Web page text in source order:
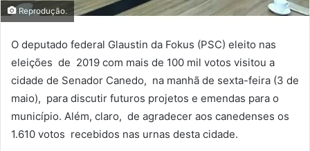
Reprodução.
O deputado federal Glaustin da Fokus (PSC) eleito nas
eleições de 2019 com mais de 100 mil votos visitou a
cidade de Senador Canedo, na manhã de sexta-feira (3 de
maio), para discutir futuros projetos e emendas para o
município. Além, claro, de agradecer aos canedenses os
1.610 votos recebidos nas urnas desta cidade.